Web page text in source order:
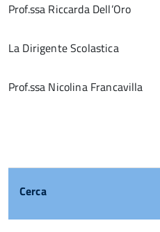
Prof.ssa Riccarda Dell’Oro
La Dirigente Scolastica
Prof.ssa Nicolina Francavilla
Cerca